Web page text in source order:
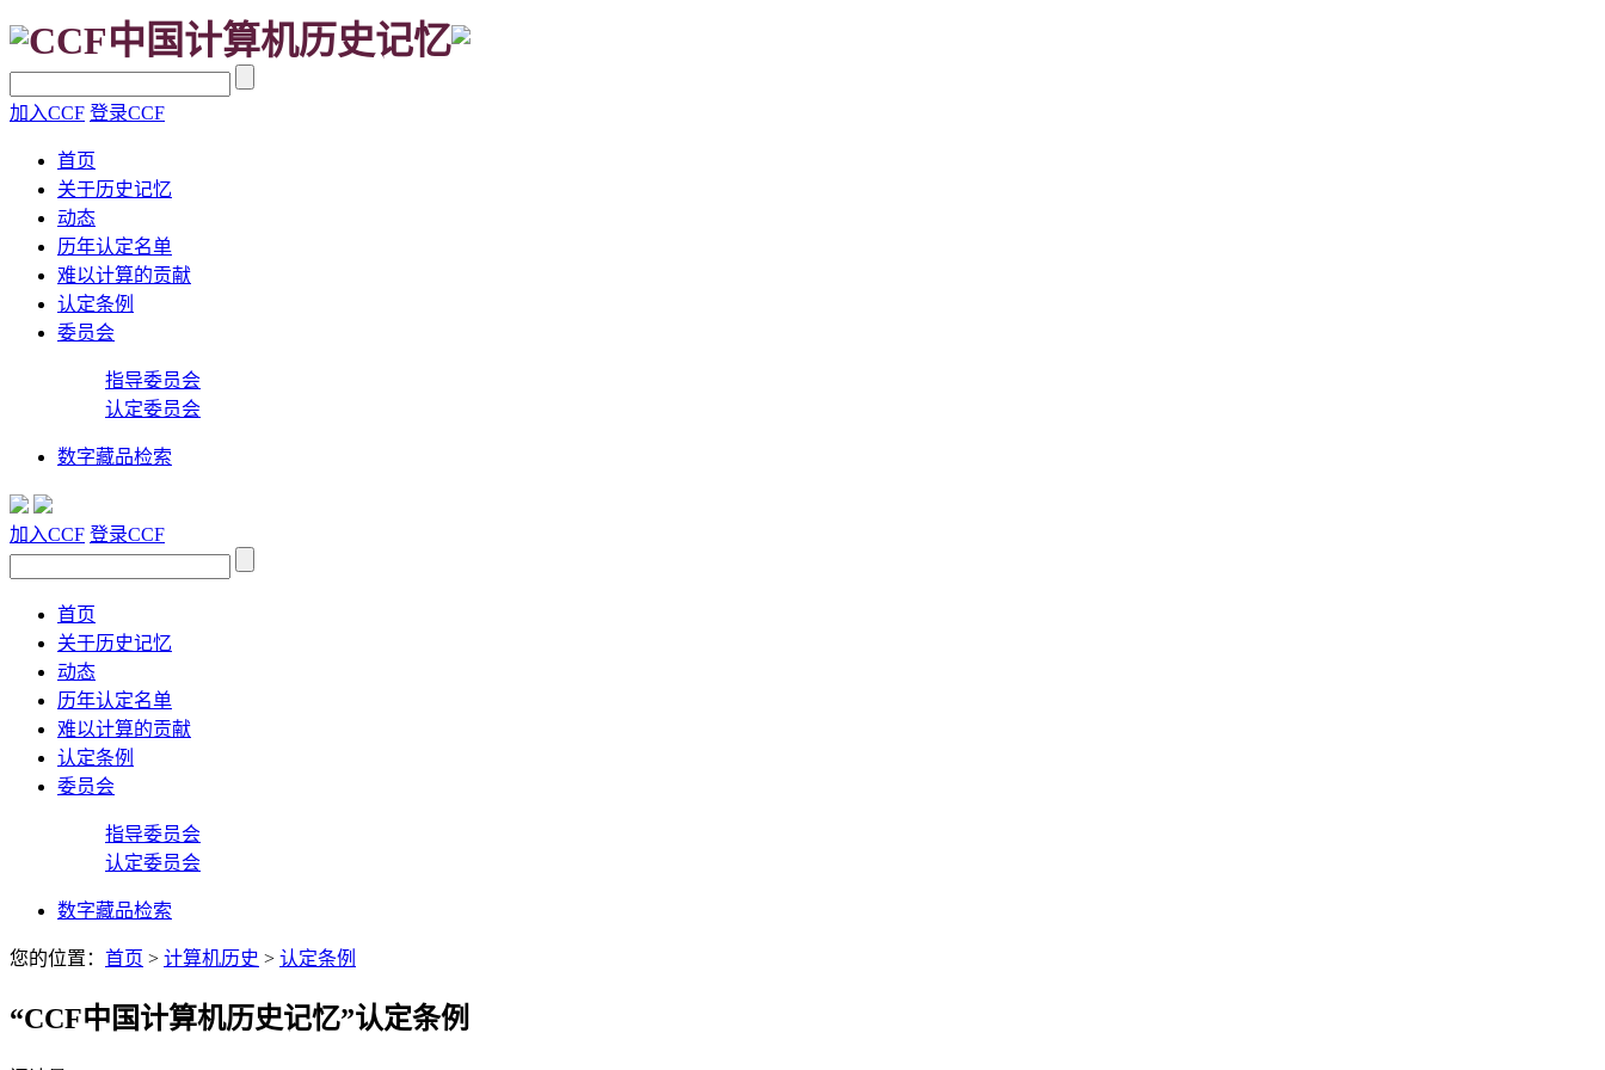
CCF中国计算机历史记忆
加入CCF 登录CCF
首页
关于历史记忆
动态
历年认定名单
难以计算的贡献
认定条例
委员会
指导委员会
认定委员会
数字藏品检索
加入CCF 登录CCF
首页
关于历史记忆
动态
历年认定名单
难以计算的贡献
认定条例
委员会
指导委员会
认定委员会
数字藏品检索
您的位置： 首页 > 计算机历史 > 认定条例
“CCF中国计算机历史记忆”认定条例